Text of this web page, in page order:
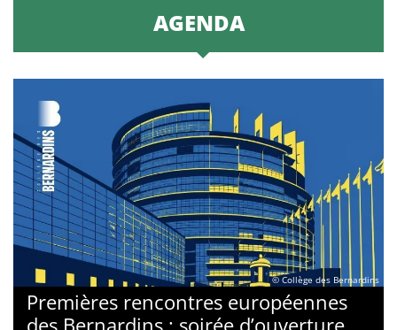
AGENDA
© Collège des Bernardins
Premières rencontres européennes
des Bernardins : soirée d’ouverture